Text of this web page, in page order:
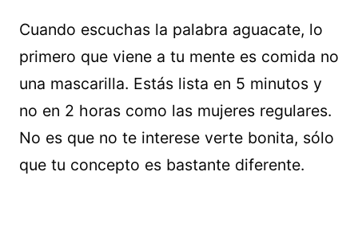
Cuando escuchas la palabra aguacate, lo
primero que viene a tu mente es comida no
una mascarilla. Estás lista en 5 minutos y
no en 2 horas como las mujeres regulares.
No es que no te interese verte bonita, sólo
que tu concepto es bastante diferente.